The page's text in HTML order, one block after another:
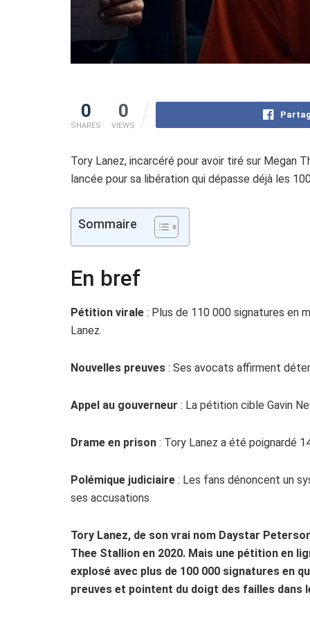
0
SHARES
0
VIEWS
Tory Lanez, incarcéré pour avoir tiré sur
lancée pour sa libération qui dépasse déjà les
Sommaire
En bref
Pétition virale : Plus de 110 000 signatures en
Lanez.
Nouvelles preuves : Ses avocats affirment
Appel au gouverneur : La pétition cible Gavin
Drame en prison : Tory Lanez a été poignardé
Polémique judiciaire : Les fans dénoncent un
ses accusations.
Tory Lanez, de son vrai nom Daystar
Thee Stallion en 2020. Mais une pétition en
explosé avec plus de 100 000 signatures en
preuves et pointent du doigt des failles dans